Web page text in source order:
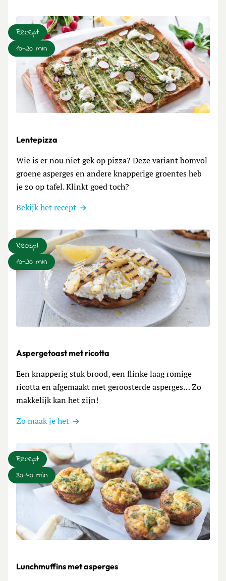
Recept
10-20 min
Lentepizza
Wie is er nou niet gek op pizza? Deze variant bomvol
groene asperges en andere knapperige groentes heb
je zo op tafel. Klinkt goed toch?
Bekijk het recept
Recept
10-20 min
Aspergetoast met ricotta
Een knapperig stuk brood, een flinke laag romige
ricotta en afgemaakt met geroosterde asperges… Zo
makkelijk kan het zijn!
Zo maak je het
Recept
30-40 min
Lunchmuffins met asperges